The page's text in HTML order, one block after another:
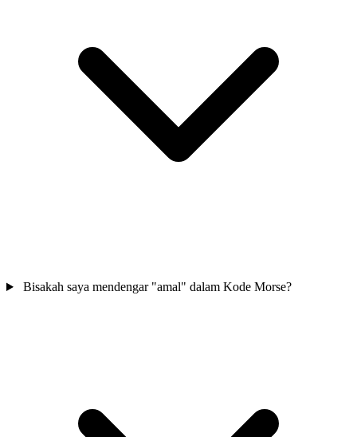
Bisakah saya mendengar "amal" dalam Kode Morse?